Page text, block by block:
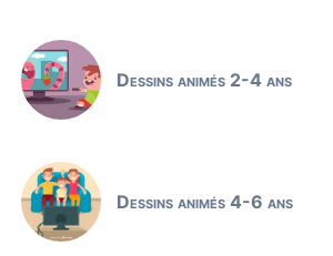
Dessins animés 2-4 ans
Dessins animés 4-6 ans